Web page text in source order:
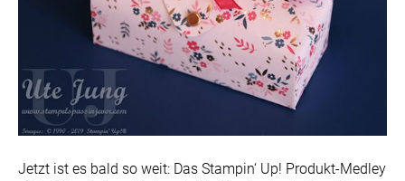
Jetzt ist es bald so weit: Das Stampin‘ Up! Produkt-Medley